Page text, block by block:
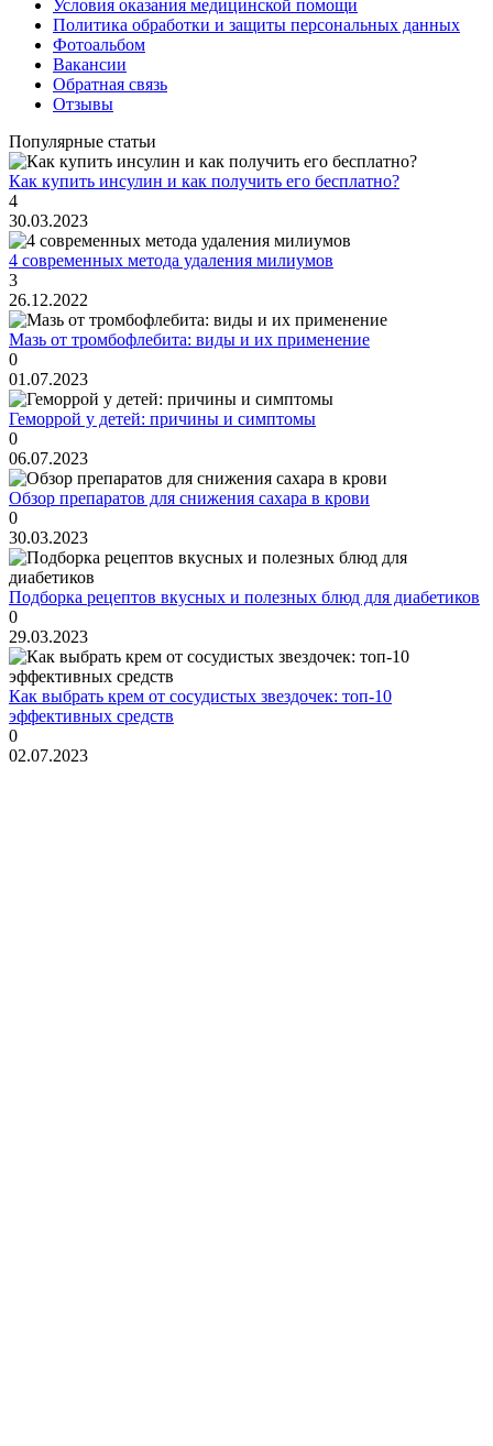
Условия оказания медицинской помощи
Политика обработки и защиты персональных данных
Фотоальбом
Вакансии
Обратная связь
Отзывы
Популярные статьи
Как купить инсулин и как получить его бесплатно?
4
30.03.2023
4 современных метода удаления милиумов
3
26.12.2022
Мазь от тромбофлебита: виды и их применение
0
01.07.2023
Геморрой у детей: причины и симптомы
0
06.07.2023
Обзор препаратов для снижения сахара в крови
0
30.03.2023
Подборка рецептов вкусных и полезных блюд для диабетиков
0
29.03.2023
Как выбрать крем от сосудистых звездочек: топ-10
эффективных средств
0
02.07.2023